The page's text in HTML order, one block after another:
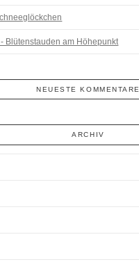
Blütenstauden am Höhepunkt
NEUESTE KOMMENTARE
ARCHIV